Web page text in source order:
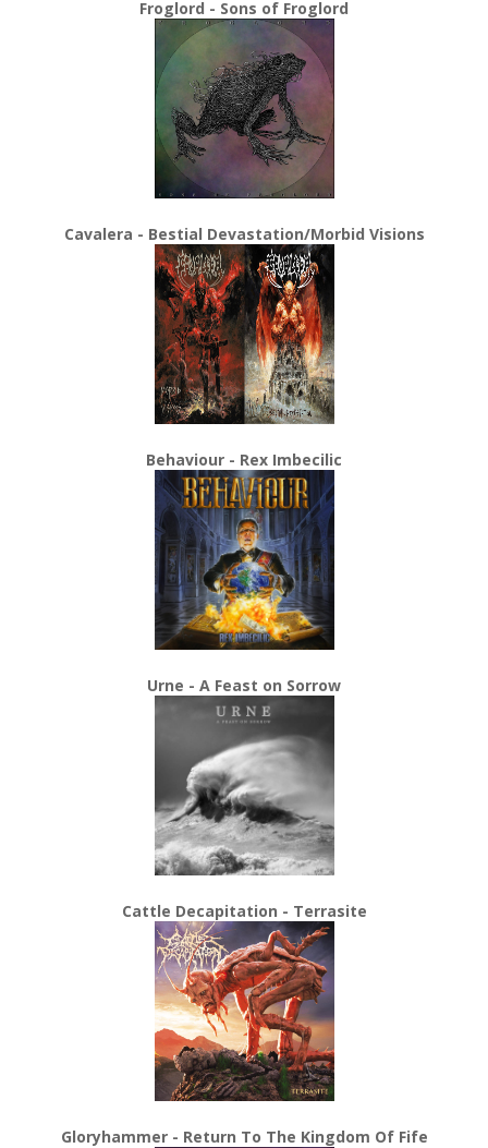
Froglord - Sons of Froglord
Cavalera - Bestial Devastation/Morbid Visions
Behaviour - Rex Imbecilic
Urne - A Feast on Sorrow
Cattle Decapitation - Terrasite
Gloryhammer - Return To The Kingdom Of Fife